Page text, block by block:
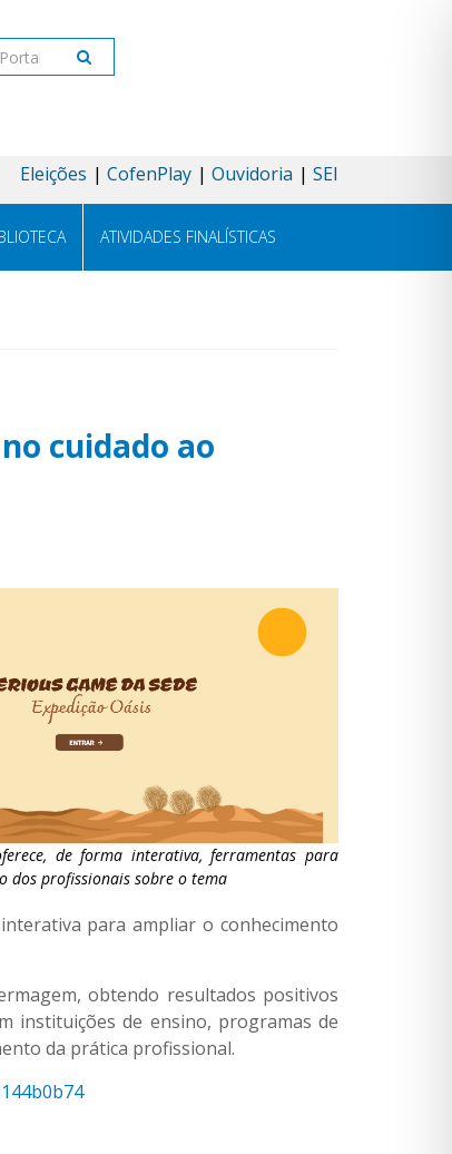
Eleições CofenPlay Ouvidoria SEI
ATIVIDADES FINALÍSTICAS
cuidado ao
de forma interativa, ferramentas para
dos profissionais sobre o tema
para ampliar o conhecimento
obtendo resultados positivos
instituições de ensino, programas de
da prática profissional.